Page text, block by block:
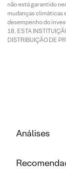
não está garantido
mudanças climáticas
desempenho do
ESTA
DISTRIBUIÇÃO DE
Análises